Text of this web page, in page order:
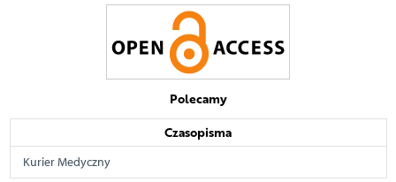
Polecamy
Czasopisma
Kurier Medyczny